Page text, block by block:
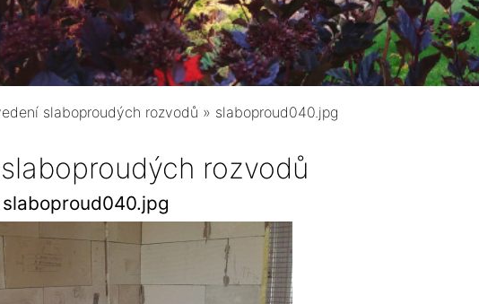
slaboproudých rozvodů » slaboproud040.jpg
rozvodů
slaboproud040.jpg